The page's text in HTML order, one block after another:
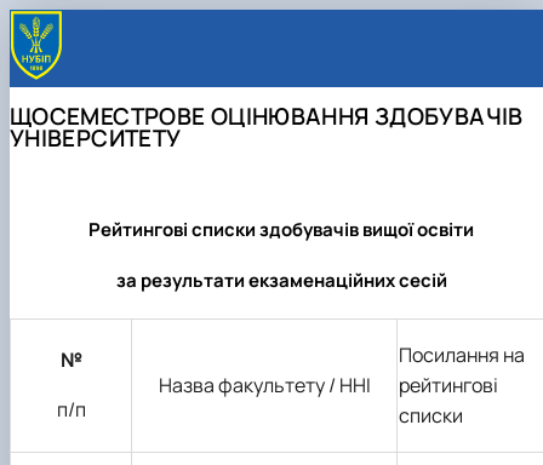
ЩОСЕМЕСТРОВЕ ОЦІНЮВАННЯ ЗДОБУВАЧІВ
УНІВЕРСИТЕТУ
Рейтингові списки здобувачів вищої освіти
за результати екзаменаційних сесій
№
п/п
Назва факультету / ННІ
Посилання на
рейтингові
списки